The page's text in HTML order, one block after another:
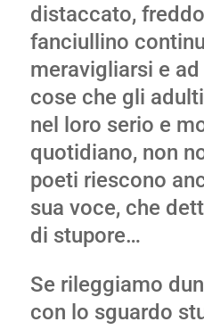
distaccato,
fanciullino
meravigliarsi e
cose che gli
nel loro serio e
quotidiano, non
poeti riescono
sua voce, che
di stupore…
Se rileggiamo
con lo sguardo